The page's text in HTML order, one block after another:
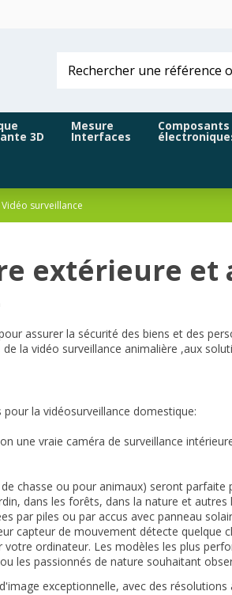
3D
Mesure
Interfaces
Composants
Vidéo surveillance
extérieure et
assurer la sécurité des biens et des
la vidéo surveillance animalière ,aux
la vidéosurveillance domestique:
une vraie caméra de surveillance
chasse ou pour animaux) seront
dans les forêts, dans la nature et
par piles ou par accus avec panneau
capteur de mouvement détecte quelque
ordinateur. Les modèles les plus
les passionnés de nature souhaitant
exceptionnelle, avec des